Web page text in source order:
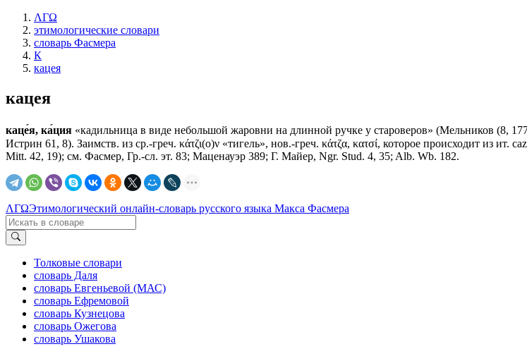
ΛΓΩ
этимологические словари
словарь Фасмера
К
кацея
кацея
каце́я, ка́ция «кадильница в виде небольшой жаровни на длинной ручке у староверов» (Мельников (8,
Истрин 61, 8). Заимств. из ср.-греч. κάτζι(ο)ν «тигель», нов.-греч. κάτζα, κατσί, которое происходит из
Мitt. 42, 19); см. Фасмер, Гр.-сл. эт. 83; Маценауэр 389; Г. Майер, Ngr. Stud. 4, 35; Alb. Wb. 182.
ΛΓΩЭтимологический онлайн-словарь русского языка Макса Фасмера
Толковые словари
словарь Даля
словарь Евгеньевой (МАС)
словарь Ефремовой
словарь Кузнецова
словарь Ожегова
словарь Ушакова